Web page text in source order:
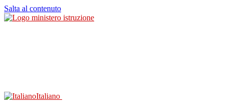
Salta al contenuto
Italiano